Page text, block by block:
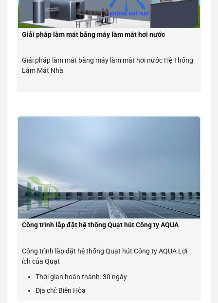
Giải pháp làm mát bằng máy làm mát hơi nước
Giải pháp làm mát bằng máy làm mát hơi nước Hệ Thống
Làm Mát Nhà
Công trình lắp đặt hệ thống Quạt hút Công ty AQUA
Công trình lắp đặt hệ thống Quạt hút Công ty AQUA Lợi
ích của Quạt
Thời gian hoàn thành: 30 ngày
Địa chỉ: Biên Hòa